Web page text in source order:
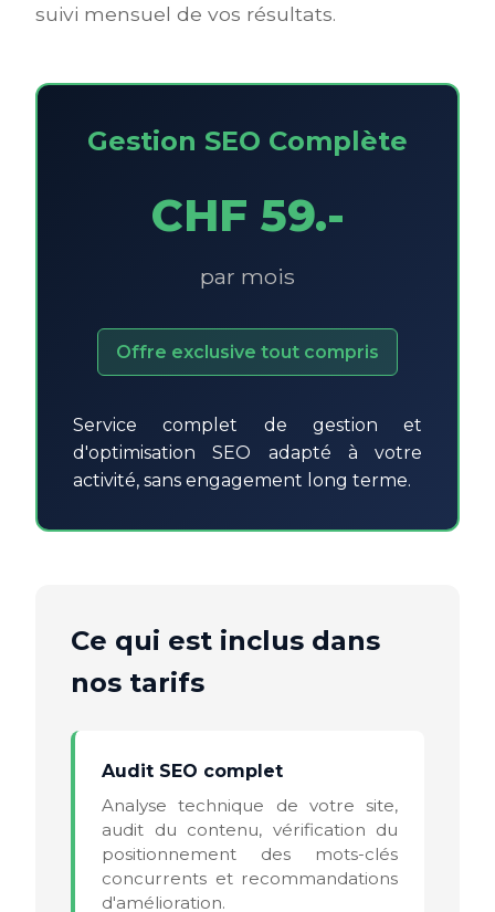
suivi mensuel de vos résultats.
Gestion SEO Complète
CHF 59.-
par mois
Offre exclusive tout compris
Service complet de gestion et
d'optimisation SEO adapté à votre
activité, sans engagement long terme.
Ce qui est inclus dans
nos tarifs
Audit SEO complet
Analyse technique de votre site,
audit du contenu, vérification du
positionnement des mots-clés
concurrents et recommandations
d'amélioration.